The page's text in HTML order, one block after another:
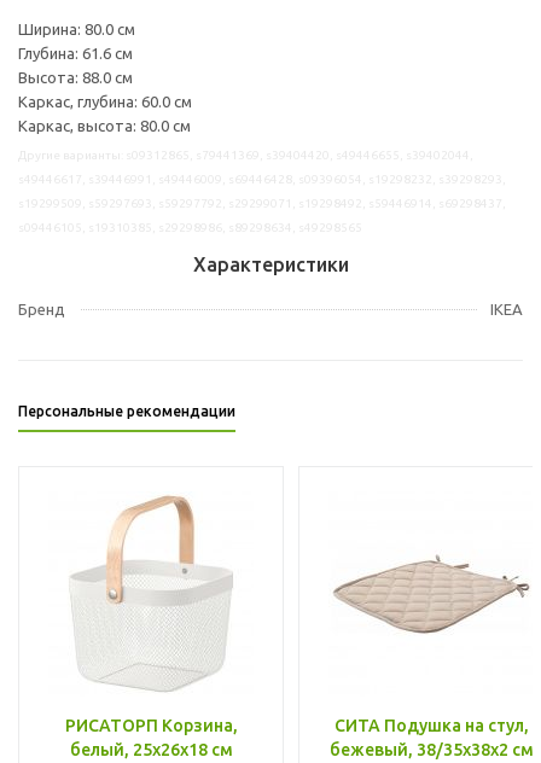
Ширина: 80.0 см
Глубина: 61.6 см
Высота: 88.0 см
Каркас, глубина: 60.0 см
Каркас, высота: 80.0 см
Характеристики
Бренд IKEA
Персональные рекомендации
РИСАТОРП Корзина,
белый, 25x26x18 см
СИТА Подушка на стул,
бежевый, 38/35x38x2 см